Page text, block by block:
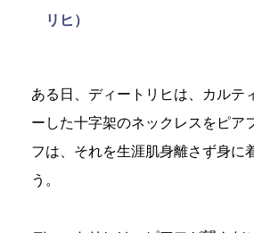
リヒ）
ある日、ディートリヒは、カルテ
ーした十字架のネックレスをピア
フは、それを生涯肌身離さず身に
う。